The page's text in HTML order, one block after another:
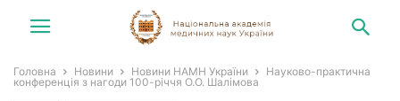
Головна Новини Новини НАМН України
Науково-практична
конференція з нагоди 100-річчя О.О. Шалімова